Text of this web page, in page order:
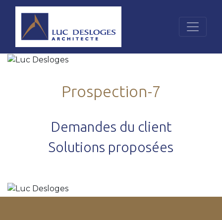
Prospection-7
Demandes du client
Solutions proposées